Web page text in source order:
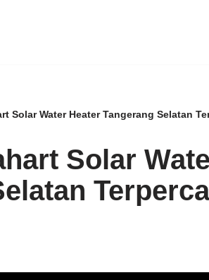
Solar Water Heater Tangerang Selatan
Solar